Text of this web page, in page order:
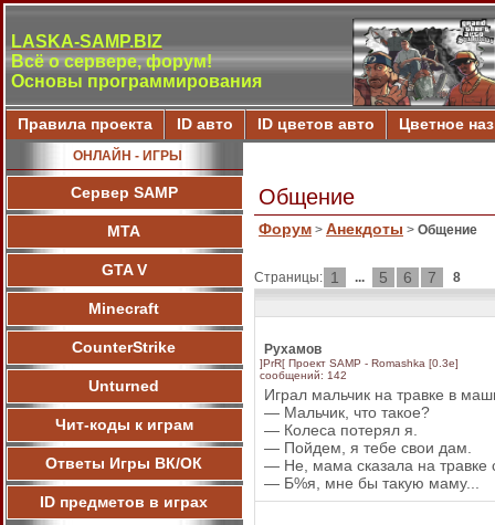
LASKA-SAMP.BIZ
Всё о сервере, форум!
Основы программирования
Правила проекта ID авто ID цветов авто Цветное
ОНЛАЙН - ИГРЫ
Сервер SAMP
МТА
GTA V
Minecraft
CounterStrike
Unturned
Чит-коды к играм
Ответы Игры ВК/ОК
ID предметов в играх
Общение
Форум > Анекдоты > Общение
Страницы: 1 ... 5 6 7 8
Рухамов
]PrR[ Проект SAMP - Romashka [0.3e]
сообщений: 142
Играл мальчик на травке в
— Мальчик, что такое?
— Колеса потерял я.
— Пойдем, я тебе свои дам.
— Не, мама сказала на травке
— Б%я, мне бы такую маму...